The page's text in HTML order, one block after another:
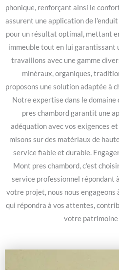
phonique, renforçant ainsi le
assurent une application de
pour un résultat optimal, mettant
immeuble tout en lui garantissant
travaillons avec une gamme
minéraux, organiques,
proposons une solution adaptée à
Notre expertise dans le domaine
pres chambord garantit une
adéquation avec vos exigences
misons sur des matériaux de
service fiable et durable.
Mont pres chambord, c’est
service professionnel répondant
votre projet, nous nous
qui répondra à vos attentes,
votre patrimoine